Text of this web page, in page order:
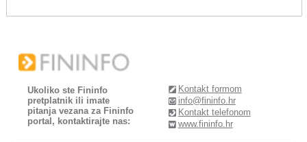
Ukoliko ste Fininfo
pretplatnik ili imate
pitanja vezana za Fininfo
portal, kontaktirajte nas:
Kontakt formom
info@fininfo.hr
Kontakt telefonom
www.fininfo.hr